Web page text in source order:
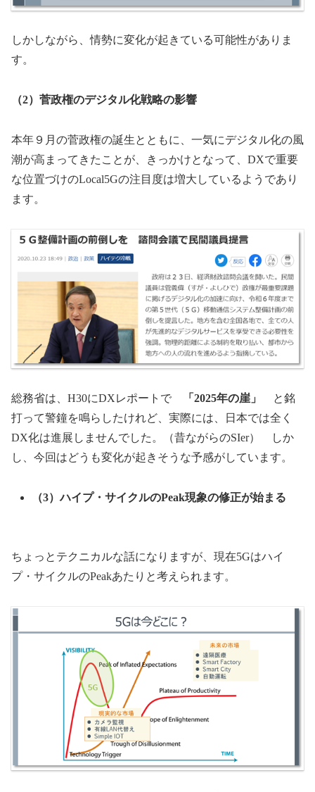
しかしながら、情勢に変化が起きている可能性がありま
す。
（2）菅政権のデジタル化戦略の影響
本年９月の菅政権の誕生とともに、一気にデジタル化の風
潮が高まってきたことが、きっかけとなって、DXで重要
な位置づけのLocal5Gの注目度は増大しているようであり
ます。
総務省は、H30にDXレポートで 「2025年の崖」
と銘
打って警鐘を鳴らしたけれど、実際には、日本では全く
DX化は進展しませんでした。（昔ながらのSIer） しか
し、今回はどうも変化が起きそうな予感がしています。
（3）ハイプ・サイクルのPeak現象の修正が始まる
ちょっとテクニカルな話になりますが、現在5Gはハイ
プ・サイクルのPeakあたりと考えられます。